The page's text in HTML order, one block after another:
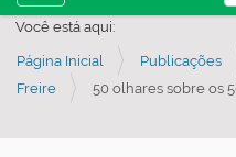
Você está aqui:
Página Inicial Publicações
Freire
50 olhares sobre os